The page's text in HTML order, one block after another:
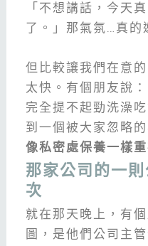
「不想講話，今天
了。」那氣氛…真的
但比較讓我們在意
太快。有個朋友說
完全提不起勁洗澡
到一個被大家忽略
像私密處保養一樣
那家公司的一
次
就在那天晚上，有
圖，是他們公司主